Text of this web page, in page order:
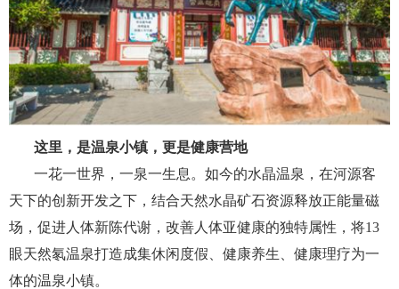
这里，是温泉小镇，更是健康营地
一花一世界，一泉一生息。如今的水晶温泉，在河源客
天下的创新开发之下，结合天然水晶矿石资源释放正能量磁
场，促进人体新陈代谢，改善人体亚健康的独特属性，将13
眼天然氡温泉打造成集休闲度假、健康养生、健康理疗为一
体的温泉小镇。